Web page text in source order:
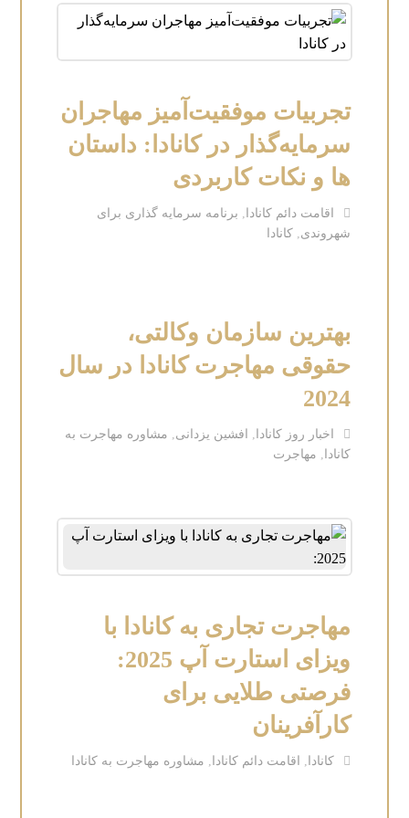
تجربیات موفقیت‌آمیز مهاجران
سرمایه‌گذار در کانادا: داستان
ها و نکات کاربردی
اقامت دائم کانادا
برنامه سرمایه گذاری برای
شهروندی کانادا
بهترین سازمان وکالتی،
حقوقی مهاجرت کانادا در سال
2024
اخبار روز کانادا افشین یزدانی
مشاوره مهاجرت به
کانادا
مهاجرت
مهاجرت تجاری به کانادا با
ویزای استارت آپ 2025:
فرصتی طلایی برای
کارآفرینان
کانادا اقامت دائم کانادا مشاوره مهاجرت به کانادا